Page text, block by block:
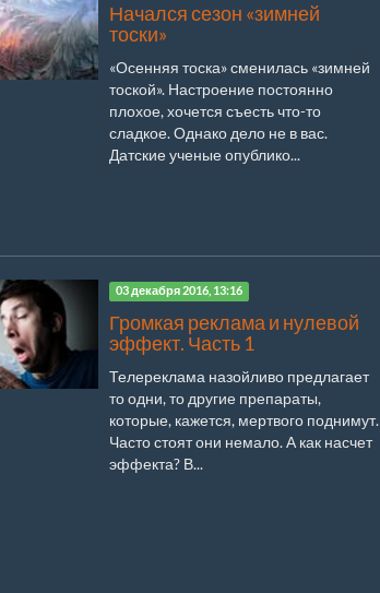
Начался сезон «зимней
тоски»
«Осенняя тоска» сменилась «зимней
тоской». Настроение постоянно
плохое, хочется съесть что-то
сладкое. Однако дело не в вас.
Датские ученые опублико...
03 декабря 2016, 13:16
Громкая реклама и нулевой
эффект. Часть 1
Телереклама назойливо предлагает
то одни, то другие препараты,
которые, кажется, мертвого поднимут.
Часто стоят они немало. А как насчет
эффекта? В...